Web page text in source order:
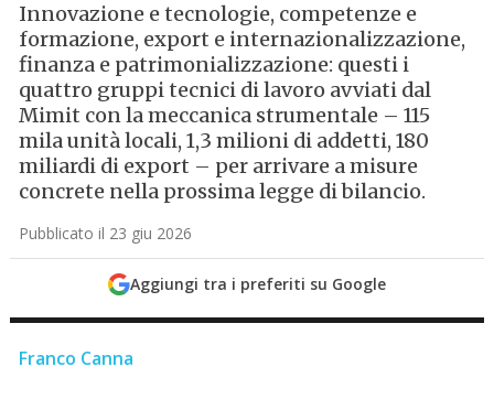
Innovazione e tecnologie, competenze e
formazione, export e internazionalizzazione,
finanza e patrimonializzazione: questi i
quattro gruppi tecnici di lavoro avviati dal
Mimit con la meccanica strumentale – 115
mila unità locali, 1,3 milioni di addetti, 180
miliardi di export – per arrivare a misure
concrete nella prossima legge di bilancio.
Pubblicato il 23 giu 2026
Aggiungi tra i preferiti su Google
Franco Canna